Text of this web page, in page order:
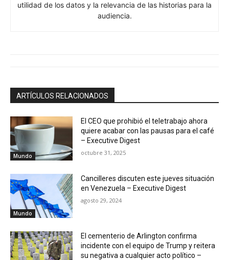
utilidad de los datos y la relevancia de las historias para la
audiencia.
ARTÍCULOS RELACIONADOS
Mundo
El CEO que prohibió el teletrabajo ahora
quiere acabar con las pausas para el café
– Executive Digest
octubre 31, 2025
Mundo
Cancilleres discuten este jueves situación
en Venezuela – Executive Digest
agosto 29, 2024
El cementerio de Arlington confirma
incidente con el equipo de Trump y reitera
su negativa a cualquier acto político –